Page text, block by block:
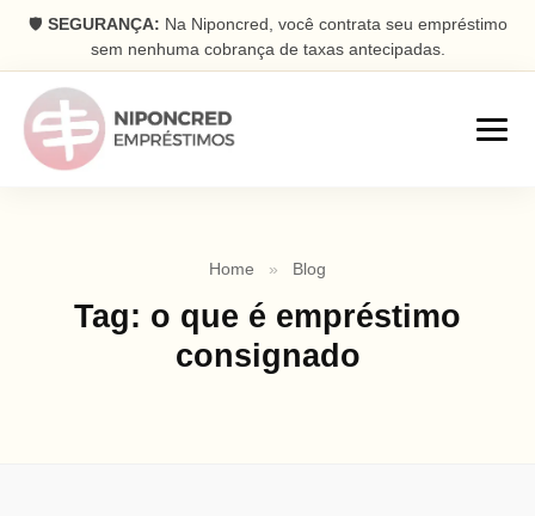
🛡️ SEGURANÇA: Na Niponcred, você contrata seu empréstimo
sem nenhuma cobrança de taxas antecipadas.
Parcelas descontadas na folha
Home » Blog
Tag: o que é empréstimo
consignado